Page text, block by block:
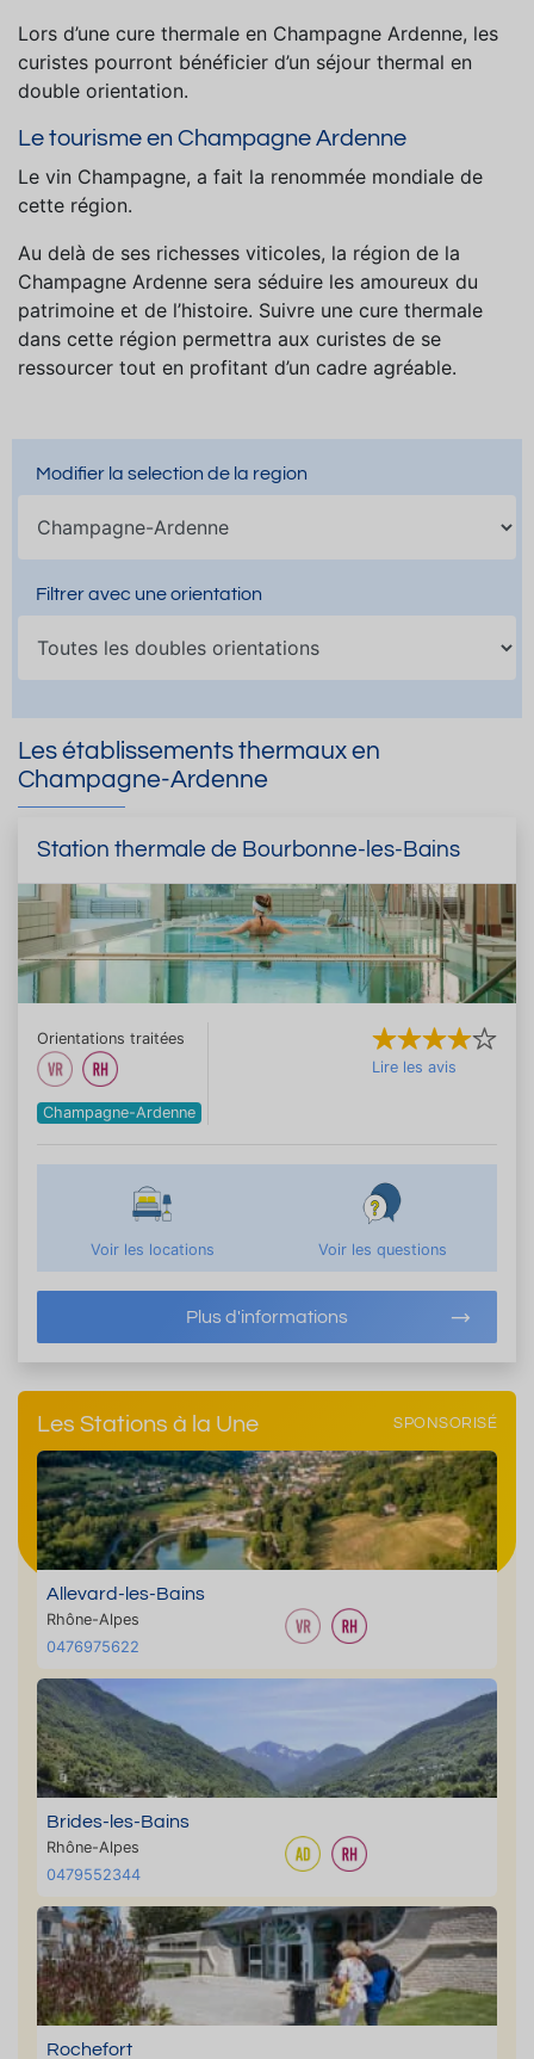
Lors d’une cure thermale en Champagne Ardenne, les
curistes pourront bénéficier d’un séjour thermal en
double orientation.
Le tourisme en Champagne Ardenne
Le vin Champagne, a fait la renommée mondiale de
cette région.
Au delà de ses richesses viticoles, la région de la
Champagne Ardenne sera séduire les amoureux du
patrimoine et de l’histoire. Suivre une cure thermale
dans cette région permettra aux curistes de se
ressourcer tout en profitant d’un cadre agréable.
Modifier la selection de la region
Filtrer avec une orientation
Les établissements thermaux en
Champagne-Ardenne
Station thermale de Bourbonne-les-Bains
Orientations traitées
Champagne-Ardenne
Lire les avis
Voir les locations Voir les questions
Plus d'informations
Les Stations à la Une SPONSORISÉ
Allevard-les-Bains
Rhône-Alpes
0476975622
Brides-les-Bains
Rhône-Alpes
0479552344
Rochefort